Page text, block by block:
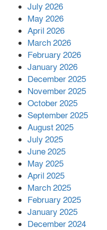
পর
July 2026
May 2026
April 2026
March 2026
February 2026
January 2026
December 2025
November 2025
October 2025
September 2025
August 2025
July 2025
June 2025
May 2025
April 2025
March 2025
February 2025
January 2025
December 2024